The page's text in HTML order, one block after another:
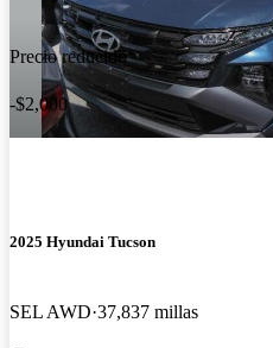
Precio reducido
-$2,000
2025 Hyundai Tucson
SEL AWD 37,837 millas